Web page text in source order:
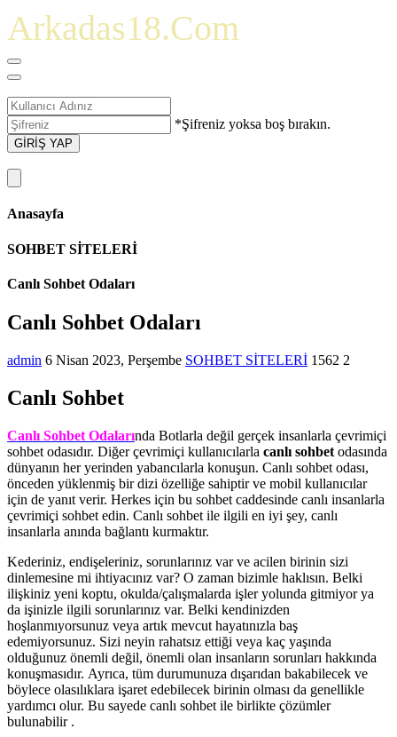
Arkadas18.Com
*Şifreniz yoksa boş bırakın.
GİRİŞ YAP
Anasayfa
SOHBET SİTELERİ
Canlı Sohbet Odaları
Canlı Sohbet Odaları
admin 6 Nisan 2023, Perşembe SOHBET SİTELERİ 1562 2
Canlı Sohbet
Canlı Sohbet Odalarında Botlarla değil gerçek insanlarla çevrimiçi
sohbet odasıdır. Diğer çevrimiçi kullanıcılarla canlı sohbet odasında
dünyanın her yerinden yabancılarla konuşun. Canlı sohbet odası,
önceden yüklenmiş bir dizi özelliğe sahiptir ve mobil kullanıcılar
için de yanıt verir. Herkes için bu sohbet caddesinde canlı insanlarla
çevrimiçi sohbet edin. Canlı sohbet ile ilgili en iyi şey, canlı
insanlarla anında bağlantı kurmaktır.
Kederiniz, endişeleriniz, sorunlarınız var ve acilen birinin sizi
dinlemesine mi ihtiyacınız var? O zaman bizimle haklısın. Belki
ilişkiniz yeni koptu, okulda/çalışmalarda işler yolunda gitmiyor ya
da işinizle ilgili sorunlarınız var. Belki kendinizden
hoşlanmıyorsunuz veya artık mevcut hayatınızla baş
edemiyorsunuz. Sizi neyin rahatsız ettiği veya kaç yaşında
olduğunuz önemli değil, önemli olan insanların sorunları hakkında
konuşmasıdır. Ayrıca, tüm durumunuza dışarıdan bakabilecek ve
böylece olasılıklara işaret edebilecek birinin olması da genellikle
yardımcı olur. Bu sayede canlı sohbet ile birlikte çözümler
bulunabilir .